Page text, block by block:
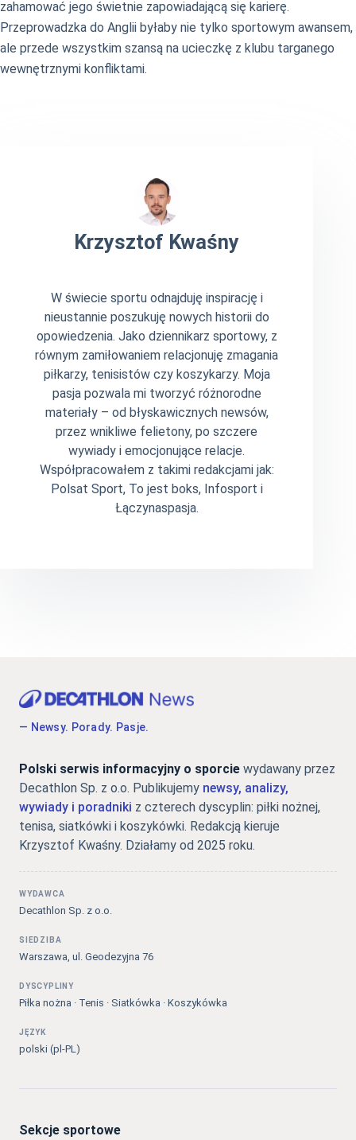
zahamować jego świetnie zapowiadającą się karierę.
Przeprowadzka do Anglii byłaby nie tylko sportowym awansem,
ale przede wszystkim szansą na ucieczkę z klubu targanego
wewnętrznymi konfliktami.
Krzysztof Kwaśny
W świecie sportu odnajduję inspirację i
nieustannie poszukuję nowych historii do
opowiedzenia. Jako dziennikarz sportowy, z
równym zamiłowaniem relacjonuję zmagania
piłkarzy, tenisistów czy koszykarzy. Moja
pasja pozwala mi tworzyć różnorodne
materiały – od błyskawicznych newsów,
przez wnikliwe felietony, po szczere
wywiady i emocjonujące relacje.
Współpracowałem z takimi redakcjami jak:
Polsat Sport, To jest boks, Infosport i
Łączynaspasja.
— Newsy. Porady. Pasje.
Polski serwis informacyjny o sporcie wydawany przez
Decathlon Sp. z o.o. Publikujemy newsy, analizy,
wywiady i poradniki z czterech dyscyplin: piłki nożnej,
tenisa, siatkówki i koszykówki. Redakcją kieruje
Krzysztof Kwaśny. Działamy od 2025 roku.
WYDAWCA
Decathlon Sp. z o.o.
SIEDZIBA
Warszawa, ul. Geodezyjna 76
DYSCYPLINY
Piłka nożna · Tenis · Siatkówka · Koszykówka
JĘZYK
polski (pl-PL)
Sekcje sportowe